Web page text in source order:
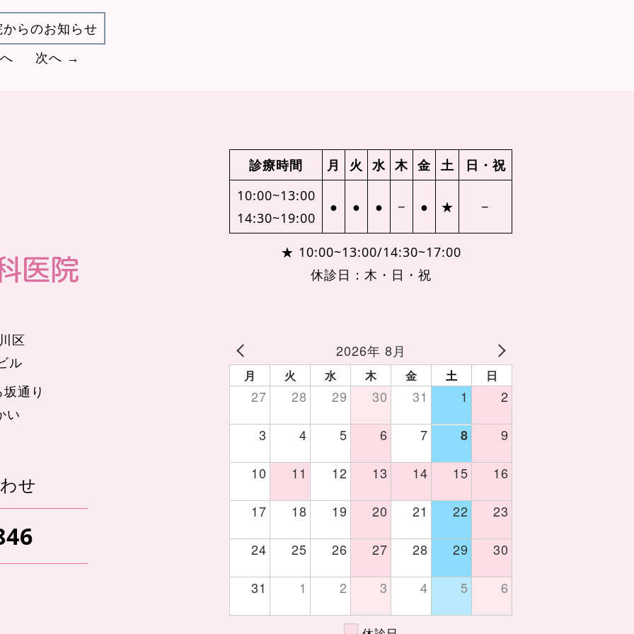
からのお知らせ
次へ →
区
ル
通り
い
せ
診療時間 月 火 水 木 金 土
日・祝
10:00~13:00
14:30~19:00
● ● ● − ● ★ −
★ 10:00~13:00/14:30~17:00
休診日：木・日・祝
2026年 8月
月 火 水 木 金 土 日
27 28 29 30 31 1 2
3 4 5 6 7 8 9
10 11 12 13 14 15 16
17 18 19 20 21 22 23
24 25 26 27 28 29 30
31 1 2 3 4 5 6